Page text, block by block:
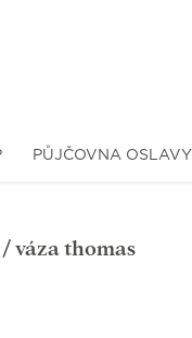
PŮJČOVNA OSLAVY
/ váza thomas